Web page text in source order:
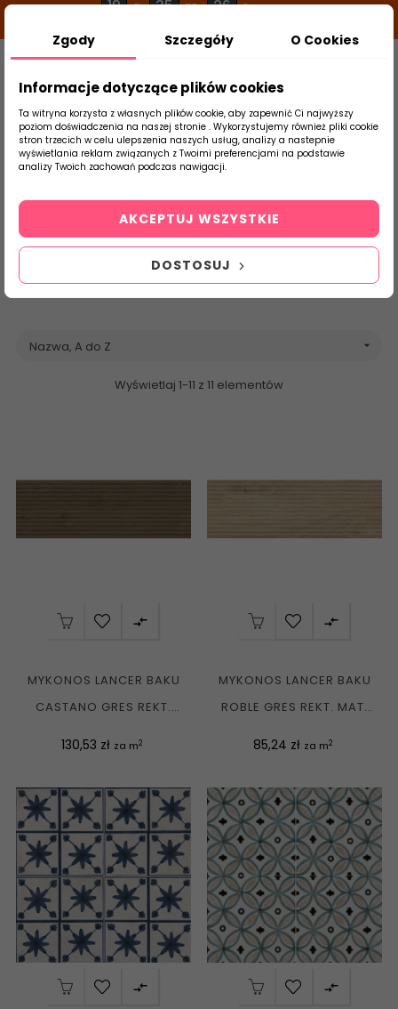
19 g 35 m 25 s
Szukaj
produktu
Strona Główna Salon / Taras Mykonos
Mykonos
Internetowy sklep z płytkami ceramicznymiMykonos- flizy,
płytki ceramiczne, flizy, płytki gresowe ceramiczne łazienkowe,
salon, taras
Nazwa, A do Z 
Wyświetlaj 1-11 z 11 elementów

MYKONOS LANCER BAKU
CASTANO GRES REKT.
Cena
130,53 zł za m2

MYKONOS LANCER BAKU
ROBLE GRES REKT. MAT.
Cena
85,24 zł za m2
 
Zgody Szczegóły O Cookies
Informacje dotyczące plików cookies
Ta witryna korzysta z własnych plików cookie, aby zapewnić Ci najwyższy
poziom doświadczenia na naszej stronie . Wykorzystujemy również pliki cookie
stron trzecich w celu ulepszenia naszych usług, analizy a nastepnie
wyświetlania reklam związanych z Twoimi preferencjami na podstawie
analizy Twoich zachowań podczas nawigacji.
DOSTOSUJ
AKCEPTUJ WSZYSTKIE